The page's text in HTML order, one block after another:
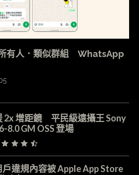
有人．類似群組 WhatsApp
2x 增距鏡 平民級遠攝王 Sony
8.0 GM OSS 登場
違規內容被 Apple App Store